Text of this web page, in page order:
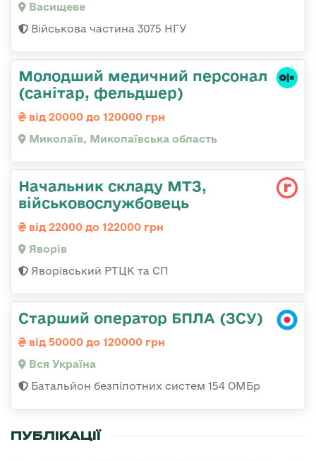
Васищеве
Військова частина 3075 НГУ
Молодший медичний персонал
(санітар, фельдшер)
від 20000 до 120000 грн
Миколаїв, Миколаївська область
Начальник складу МТЗ,
військовослужбовець
від 22000 до 122000 грн
Яворів
Яворівський РТЦК та СП
Старший оператор БПЛА (ЗСУ)
від 50000 до 120000 грн
Вся Україна
Батальйон безпілотних систем 154 ОМБр
ПУБЛІКАЦІЇ